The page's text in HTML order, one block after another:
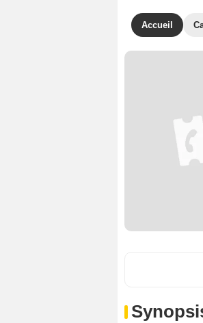
Accueil